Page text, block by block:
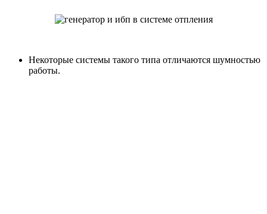
Некоторые системы такого типа отличаются шумностью
работы.